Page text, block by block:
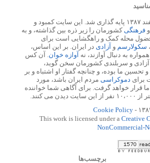
فضول محله در ۱۳ اسفند ۱۳۸۷ پایه گذاری شد. این سایت کمبود و
و فرهنگیکشورمان را زیر ذره بین گذاشته، و به
محله کمک و راهگشایی است برای
، سکولارسم و آزادی در ایران. بر این اساس،
به دنبال آوازند، نه آوازه خوان. آن کس
و سربلندی کشورمان سخن گوید،
ما بوده، و چنانچه گفتار او اشتباه و بر
برای دموکراسی مردم ایران باشد، مورد
ما قرار خواهد گرفت. برای آگاهی شما خواننده
می کنند.
Cookie Policy
This work is licensed under a Creative
NonCommercial-
برچسب‌ها